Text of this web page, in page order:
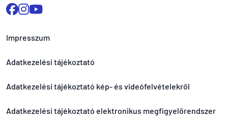
Impresszum
Adatkezelési tájékoztató
Adatkezelési tájékoztató kép- és videófelvételekről
Adatkezelési tájékoztató elektronikus megfigyelőrendszer